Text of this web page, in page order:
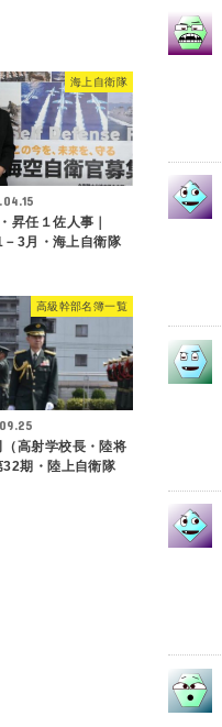
海上自衛隊
昇任１佐人事｜
3月・海上自衛隊
高級幹部名簿一覧
（高射学校長・陸将
32期・陸上自衛隊